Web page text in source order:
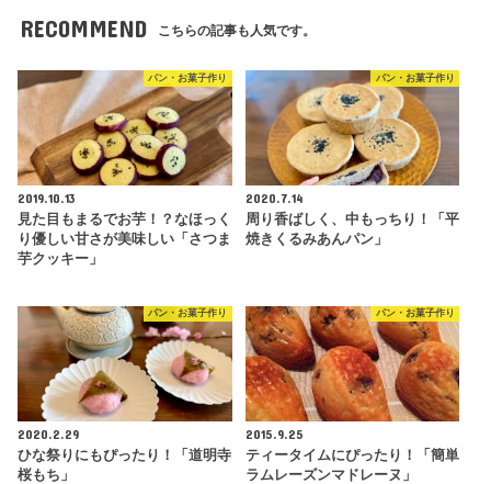
RECOMMEND こちらの記事も人気です。
パン・お菓子作り
2019.10.13
見た目もまるでお芋！？なほっく
り優しい甘さが美味しい「さつま
芋クッキー」
パン・お菓子作り
2020.7.14
周り香ばしく、中もっちり！「平
焼きくるみあんパン」
パン・お菓子作り
2020.2.29
ひな祭りにもぴったり！「道明寺
桜もち」
パン・お菓子作り
2015.9.25
ティータイムにぴったり！「簡単
ラムレーズンマドレーヌ」